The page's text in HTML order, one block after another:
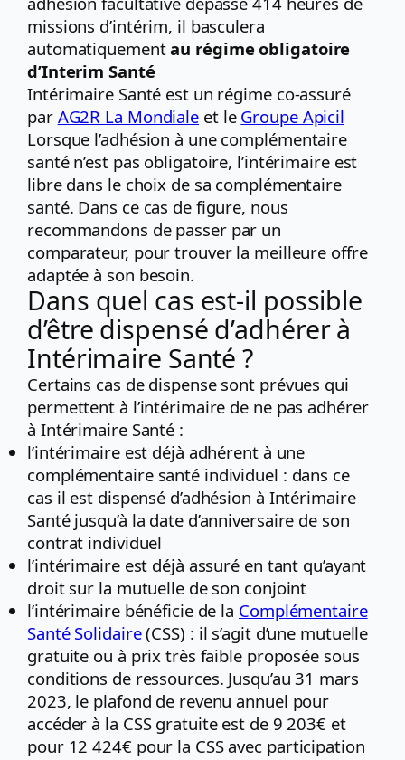
missions d’intérim, il basculera
automatiquementau régime obligatoire
d’Interim Santé
Intérimaire Santé est un régime co-assuré
par AG2R La Mondiale et le Groupe Apicil
Lorsque l’adhésion à une complémentaire
santé n’est pas obligatoire, l’intérimaire est
libre dans le choix de sa complémentaire
santé. Dans ce cas de figure, nous
recommandons de passer par un
comparateur, pour trouver la meilleure offre
adaptée à son besoin.
Dans quel cas est-il possible
d’être dispensé d’adhérer à
Intérimaire Santé ?
Certains cas de dispense sont prévues qui
permettent à l’intérimaire de ne pas adhérer
à Intérimaire Santé :
l’intérimaire est déjà adhérent à une
complémentaire santé individuel : dans ce
cas il est dispensé d’adhésion à Intérimaire
Santé jusqu’à la date d’anniversaire de son
contrat individuel
l’intérimaire est déjà assuré en tant qu’ayant
droit sur la mutuelle de son conjoint
l’intérimaire bénéficie de la Complémentaire
Santé Solidaire(CSS) : il s’agit d’une mutuelle
gratuite ou à prix très faible proposée sous
conditions de ressources. Jusqu’au 31 mars
2023, le plafond de revenu annuel pour
accéder à la CSS gratuite est de 9 203€ et
pour 12 424€ pour la CSS avec participation